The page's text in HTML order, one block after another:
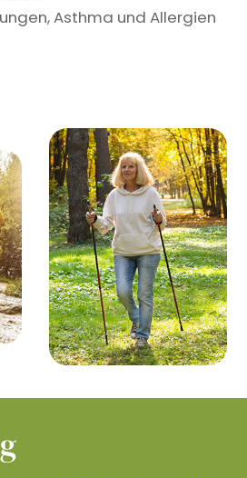
Asthma und Allergien